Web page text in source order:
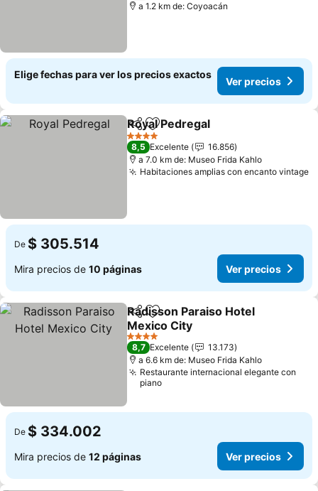
a 1.2 km de: Coyoacán
Elige fechas para ver los precios exactos
Ver precios
CompartirAgregar a favoritos
Royal Pedregal
4 Estrellas
8,5 Excelente
16.856
a 7.0 km de: Museo Frida Kahlo
Habitaciones amplias con encanto vintage
De $ 305.514
Mira precios de 10 páginas Ver precios
CompartirAgregar a favoritos
Radisson Paraiso Hotel
Mexico City
Ver precios
4 Estrellas
8,7 Excelente
13.173
a 6.6 km de: Museo Frida Kahlo
Restaurante internacional elegante con
piano
De $ 334.002
Mira precios de 12 páginas Ver precios